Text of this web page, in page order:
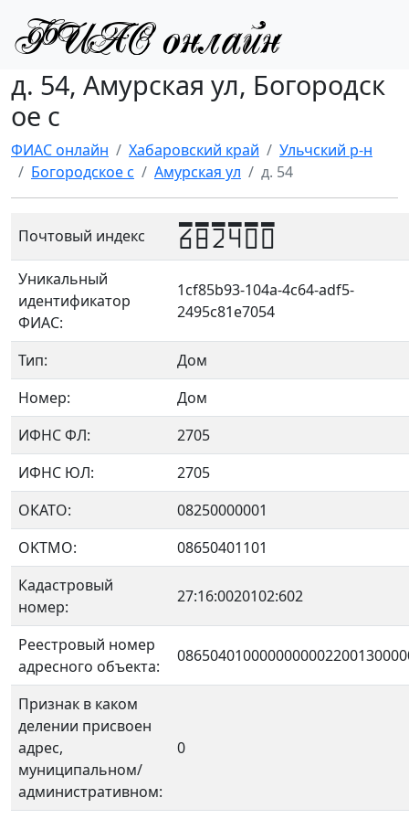
д. 54, Амурская ул, Богородск
ое с
ФИАС онлайн Хабаровский край
Ульчский р-н
Богородское с
Амурская ул д. 54
Почтовый индекс 682400
Уникальный
идентификатор
ФИАС:
1cf85b93-104a-4c64-adf5-
2495c81e7054
Тип:
Дом
Номер:
Дом
ИФНС ФЛ:
2705
ИФНС ЮЛ:
2705
ОКАТО:
08250000001
OKTMO:
08650401101
Кадастровый
номер:
27:16:0020102:602
Реестровый номер
адресного объекта:
Признак в каком
делении присвоен
адрес,
муниципальном/
административном:
0